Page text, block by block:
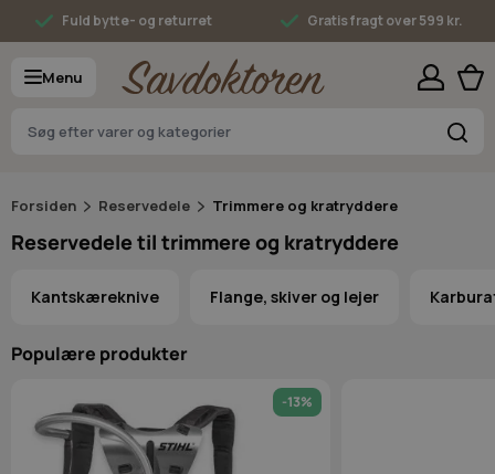
Skip to ContentFuld bytte- og returret Gratis fragt over 599 kr.
Menu
Forsiden Reservedele Trimmere og kratryddere
Reservedele til trimmere og kratryddere
Kantskæreknive Flange, skiver og lejer
Populære produkter
-13%